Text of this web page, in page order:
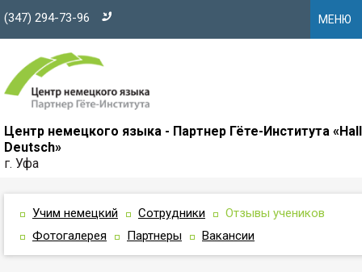
Учим немецкий Сотрудники
Отзывы учеников
Фотогалерея
Партнеры Вакансии
(347) 294-73-96 МЕНЮ
Центр немецкого языка - Партнер Гёте-Института
Deutsch»
г. Уфа